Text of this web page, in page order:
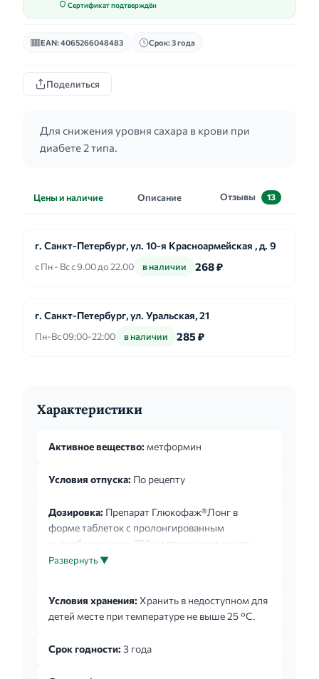
Сертификат подтверждён
EAN: 4065266048483 Срок: 3 года
Поделиться
Для снижения уровня сахара в крови при
диабете 2 типа.
Цены и наличие Описание Отзывы 13
г. Санкт-Петербург, ул. 10-я Красноармейская , д. 9
с Пн - Вс с 9.00 до 22.00 в наличии 268 ₽
г. Санкт-Петербург, ул. Уральская, 21
Пн-Вс 09:00-22:00 в наличии 285 ₽
Характеристики
Активное вещество: метформин
Условия отпуска: По рецепту
Дозировка: Препарат Глюкофаж®Лонг в
форме таблеток с пролонгированным
высвобождением, 750 мг принимают внутрь.
Таблетки проглатывают целиком, не
препарата Глюкофаж®Лонг в форме таблеток с
пролонгированным высвобождением
каждого пациента на основании результатов
Развернуть ▼
Условия хранения: Хранить в недоступном для
детей месте при температуре не выше 25 °С.
Срок годности: 3 года